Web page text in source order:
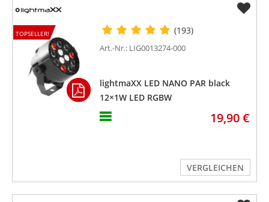
TOPSELLER! (193)
Art.-Nr.: LIG0013274-000
lightmaXX LED NANO PAR black
12×1W LED RGBW
19,90 €
VERGLEICHEN